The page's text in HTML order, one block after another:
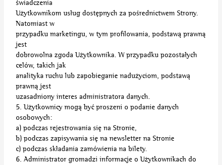
świadczenia
Użytkownikom usług dostępnych za pośrednictwem Strony.
Natomiast w
przypadku marketingu, w tym profilowania, podstawą prawną
jest
dobrowolna zgoda Użytkownika. W przypadku pozostałych
celów, takich jak
analityka ruchu lub zapobieganie nadużyciom, podstawą
prawną jest
uzasadniony interes administratora danych.
5. Użytkownicy mogą być proszeni o podanie danych
osobowych:
a) podczas rejestrowania się na Stronie,
b) podczas zapisywania się na newsletter na Stronie
c) podczas składania zamówienia na bilety.
6. Administrator gromadzi informacje o Użytkownikach do